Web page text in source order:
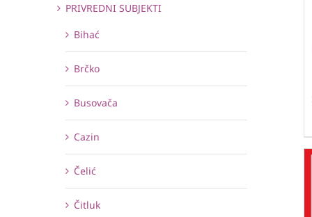
PRIVREDNI SUBJEKTI
Bihać
Brčko
Busovača
Cazin
Čelić
Čitluk